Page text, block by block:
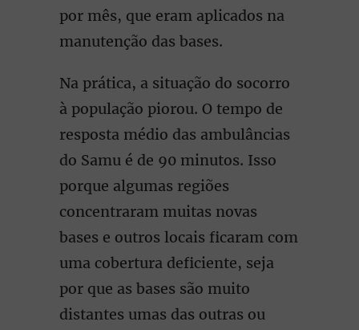
por mês, que eram aplicados na
manutenção das bases.
Na prática, a situação do socorro
à população piorou. O tempo de
resposta médio das ambulâncias
do Samu é de 90 minutos. Isso
porque algumas regiões
concentraram muitas novas
bases e outros locais ficaram com
uma cobertura deficiente, seja
por que as bases são muito
distantes umas das outras ou